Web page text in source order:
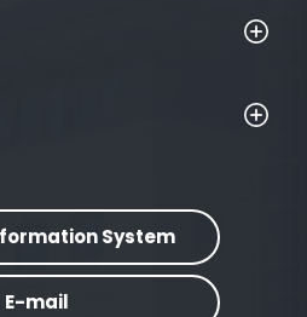
System
E-mail